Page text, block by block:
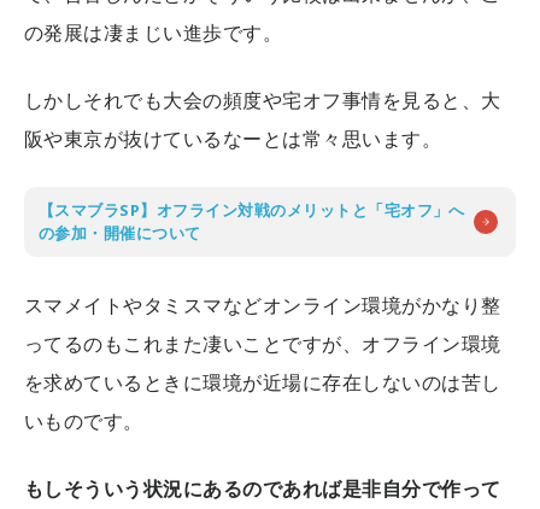
の発展は凄まじい進歩です。
しかしそれでも大会の頻度や宅オフ事情を見ると、大
阪や東京が抜けているなーとは常々思います。
【スマブラSP】オフライン対戦のメリットと「宅オフ」へ
の参加・開催について
スマメイトやタミスマなどオンライン環境がかなり整
ってるのもこれまた凄いことですが、オフライン環境
を求めているときに環境が近場に存在しないのは苦し
いものです。
もしそういう状況にあるのであれば是非自分で作って